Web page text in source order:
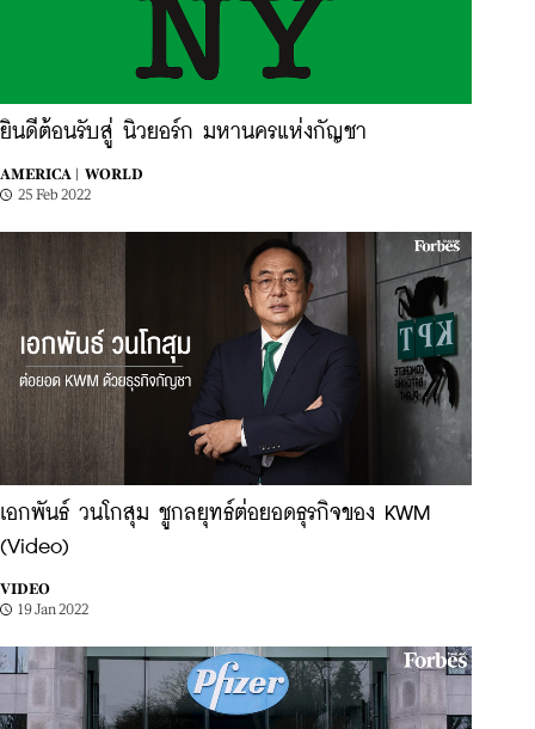
ยินดีต้อนรับสู่ นิวยอร์ก มหานครแห่งกัญชา
AMERICA |
WORLD
25 Feb 2022
เอกพันธ์ วนโกสุม ชูกลยุทธ์ต่อยอดธุรกิจของ KWM
(Video)
VIDEO
19 Jan 2022